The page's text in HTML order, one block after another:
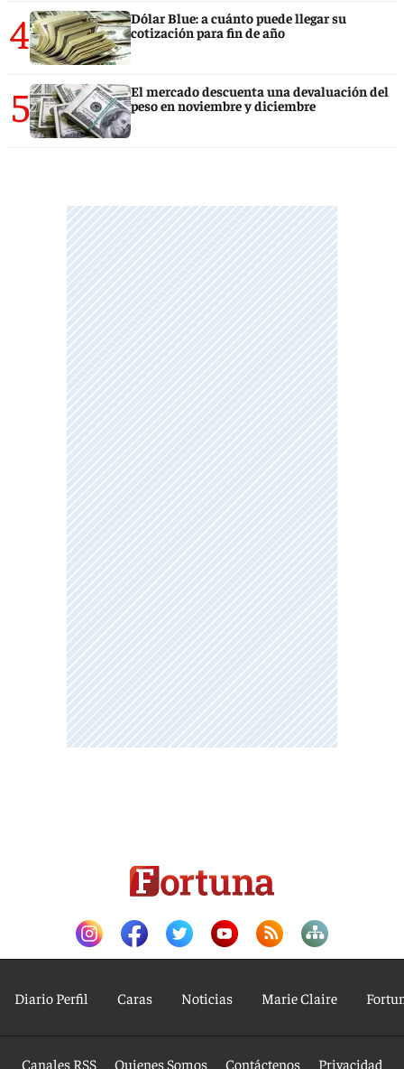
4
Dólar Blue: a cuánto puede llegar su
cotización para fin de año
5
El mercado descuenta una devaluación del
peso en noviembre y diciembre
Diario Perfil Caras Noticias Marie Claire
Canales RSS Quienes Somos Contáctenos Privacidad